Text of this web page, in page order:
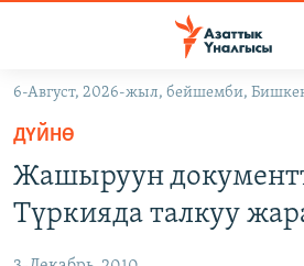
Навигацияга
өтүңүз
Издөөгө
салыңыз
ЖАҢЫЛЫКТАР
КЫРГЫЗСТАН
УКРАИНА
6-Август, 2026-жыл, бейшемби,
ДҮЙНӨ
Жашыруун
Түркияда талкуу